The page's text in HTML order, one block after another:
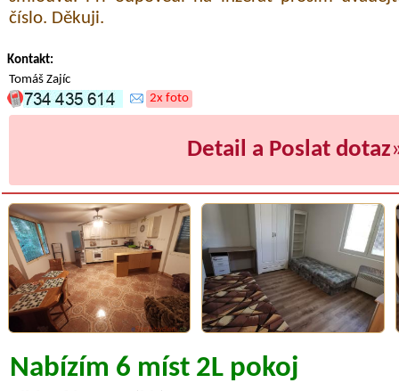
číslo. Děkuji.
Kontakt:
Tomáš Zajíc
2x foto
Detail a Poslat dotaz
Nabízím 6 míst 2L pokoj